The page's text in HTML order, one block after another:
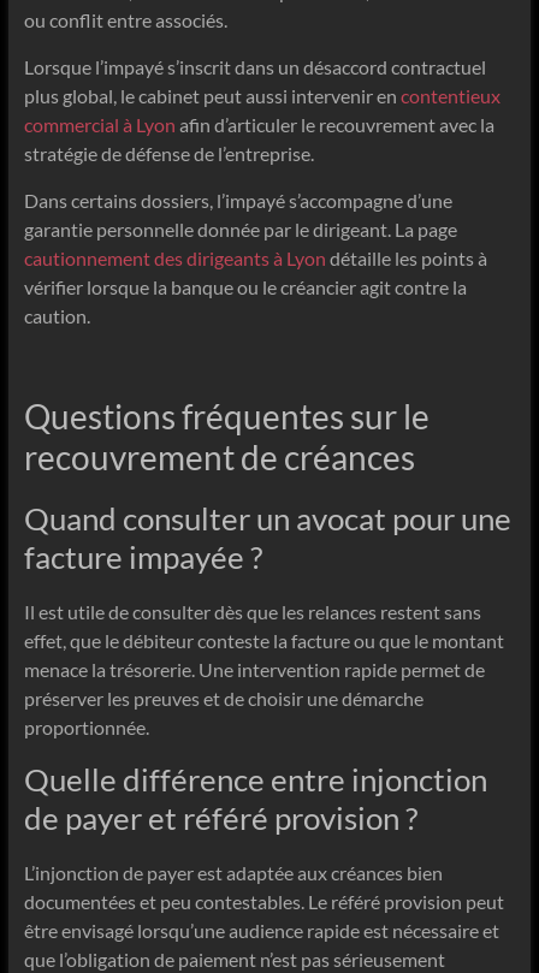
ou conflit entre associés.
Lorsque l’impayé s’inscrit dans un désaccord contractuel
plus global, le cabinet peut aussi intervenir en contentieux
commercial à Lyon afin d’articuler le recouvrement avec la
stratégie de défense de l’entreprise.
Dans certains dossiers, l’impayé s’accompagne d’une
garantie personnelle donnée par le dirigeant. La page
cautionnement des dirigeants à Lyon détaille les points à
vérifier lorsque la banque ou le créancier agit contre la
caution.
Questions fréquentes sur le
recouvrement de créances
Quand consulter un avocat pour une
facture impayée ?
Il est utile de consulter dès que les relances restent sans
effet, que le débiteur conteste la facture ou que le montant
menace la trésorerie. Une intervention rapide permet de
préserver les preuves et de choisir une démarche
proportionnée.
Quelle différence entre injonction
de payer et référé provision ?
L’injonction de payer est adaptée aux créances bien
documentées et peu contestables. Le référé provision peut
être envisagé lorsqu’une audience rapide est nécessaire et
que l’obligation de paiement n’est pas sérieusement